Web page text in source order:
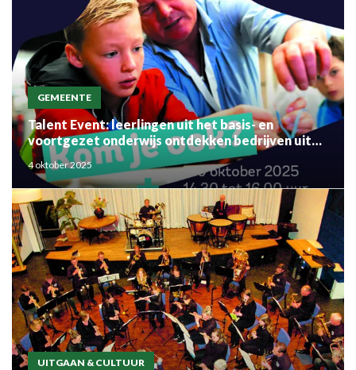
GEMEENTE
Talent Event: leerlingen uit het basis- en
voortgezet onderwijs ontdekken bedrijven uit
de regio
4 oktober 2025
UITGAAN & CULTUUR